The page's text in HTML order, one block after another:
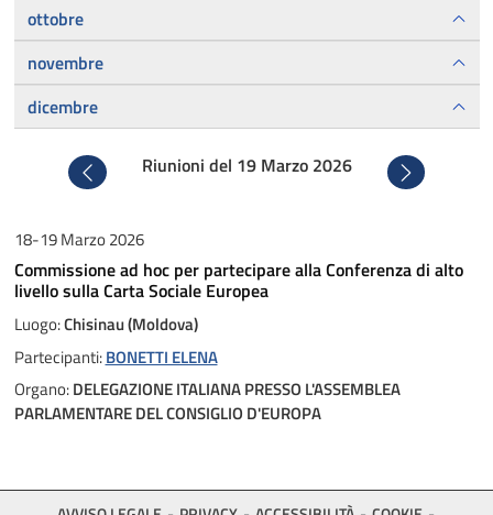
ottobre
novembre
dicembre
PrecedenteRiunioni del 19 Marzo 2026 Successivo
18-19 Marzo 2026
Commissione ad hoc per partecipare alla Conferenza di alto
livello sulla Carta Sociale Europea
Luogo:Chisinau (Moldova)
Partecipanti:BONETTI ELENA
Organo:DELEGAZIONE ITALIANA PRESSO L'ASSEMBLEA
PARLAMENTARE DEL CONSIGLIO D'EUROPA